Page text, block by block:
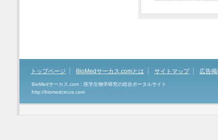
トップページ BioMedサーカス.comとは サイトマップ 広告
BioMedサーカス.com：医学生物学研究の総合ポータルサイト
http://biomedcircus.com